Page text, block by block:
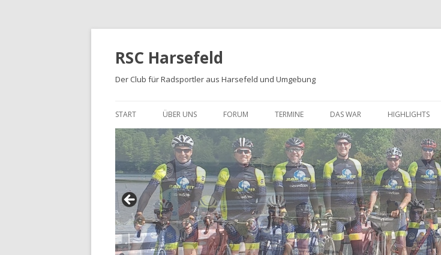
RSC Harsefeld
Der Club für Radsportler aus Harsefeld und Umgebung
Inhalt
START ÜBER UNS
ÜBER UNS
UNSERE STRECKEN
FOTOALBEN
PRESSE
TRIKOTS
FORUM TERMINE DAS WAR HIGHLIGHTS